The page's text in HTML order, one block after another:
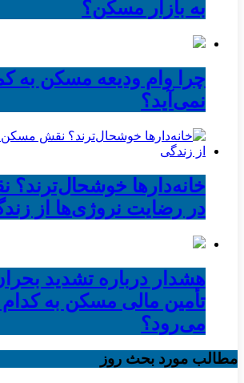
به بازار مسکن؟
چرا وام ودیعه مسکن به
نمی‌آید؟
خانه‌دارها
در رضایت نروژی‌ها از
هشدار درباره تشدید
تأمین مالی مسکن به
می‌رود؟
مطالب مورد بحث روز